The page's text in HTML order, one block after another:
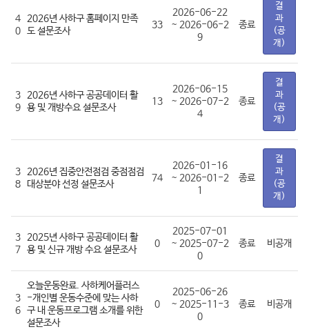
4
0
2026년 사하구 홈페이지 만족
도 설문조사
33
2026-06-22
~ 2026-06-2
9
종료
결
과
(공
개)
3
9
2026년 사하구 공공데이터 활
용 및 개방수요 설문조사
13
2026-06-15
~ 2026-07-2
4
종료
결
과
(공
개)
3
8
2026년 집중안전점검 중점점검
대상분야 선정 설문조사
74
2026-01-16
~ 2026-01-2
1
종료
결
과
(공
개)
3
7
2025년 사하구 공공데이터 활
용 및 신규 개방 수요 설문조사
0
2025-07-01
~ 2025-07-2
0
종료 비공개
3
6
오늘운동완료. 사하케어플러스
-개인별 운동수준에 맞는 사하
구 내 운동프로그램 소개를 위한
설문조사
0
2025-06-26
~ 2025-11-3
0
종료 비공개